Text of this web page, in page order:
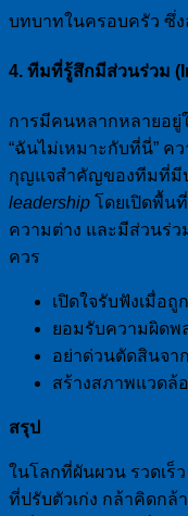
บทบาทในครอบครัว ซึ่
4. ทีมที่รู้สึกมีส่วนร่วม
การมีคนหลากหลายอยู่
“ฉันไม่เหมาะกับที่นี่” ค
กุญแจสำคัญของทีมที่มี
leadership โดยเปิดพื้น
ความต่าง และมีส่วนร่
ควร
เปิดใจรับฟังเมื่อ
ยอมรับความผิดพ
อย่าด่วนตัดสินจา
สร้างสภาพแวดล้
สรุป
ในโลกที่ผันผวน รวดเร็
ที่ปรับตัวเก่ง กล้าคิดกล้